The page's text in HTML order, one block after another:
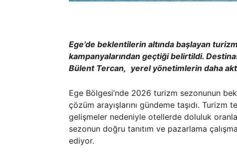
Ege’de beklentilerin altında başlayan
kampanyalarından geçtiği belirtildi.
Bülent Tercan, yerel yönetimlerin daha
Ege Bölgesi’nde 2026 turizm sezonunun
çözüm arayışlarını gündeme taşıdı.
gelişmeler nedeniyle otellerde doluluk
sezonun doğru tanıtım ve pazarlama
ediyor.